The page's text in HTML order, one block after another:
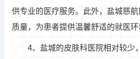
供专业的医疗服务。此外，盐城慈
质量，为患者提供温馨舒适的就医环
4、盐城的皮肤科医院相对较少